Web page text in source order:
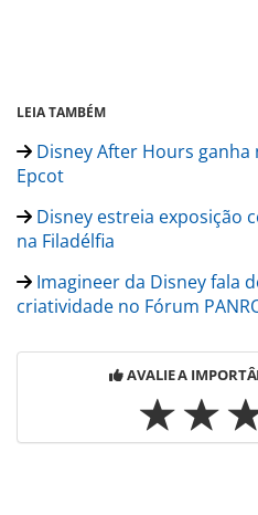
LEIA TAMBÉM
Disney After Hours
Epcot
Disney estreia exposição
na Filadélfia
Imagineer da Disney fala
criatividade no Fórum
AVALIE A